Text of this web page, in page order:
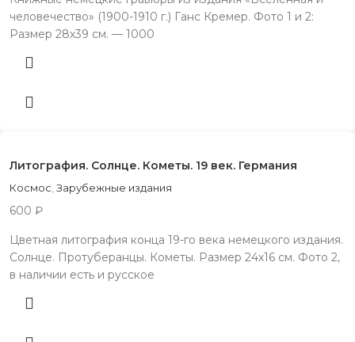
человечество» (1900-1910 г.) Ганс Кремер. Фото 1 и 2:
Размер 28х39 см. — 1000
Литография. Солнце. Кометы. 19 век. Германия
Космос, Зарубежные издания
600 ₽
Цветная литография конца 19-го века немецкого издания.
Солнце. Протуберанцы. Кометы. Размер 24х16 см. Фото 2,
в наличии есть и русское